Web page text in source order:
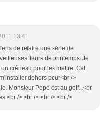
13:41
de refaire une série de
fleurs de printemps. Je
créneau pour les mettre. Cet
dehors pour<br />
Monsieur Pépé est au golf...<br
/> <br /> <br /> <br />